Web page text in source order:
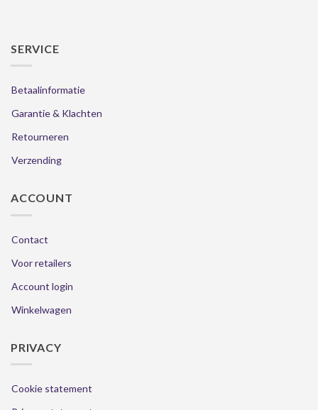
SERVICE
Betaalinformatie
Garantie & Klachten
Retourneren
Verzending
ACCOUNT
Contact
Voor retailers
Account login
Winkelwagen
PRIVACY
Cookie statement